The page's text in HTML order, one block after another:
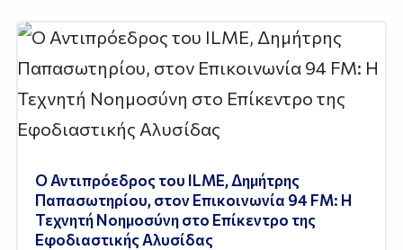
Ο Αντιπρόεδρος του ILME, Δημήτρης
Παπασωτηρίου, στον Επικοινωνία 94 FM: Η
Τεχνητή Νοημοσύνη στο Επίκεντρο της
Εφοδιαστικής Αλυσίδας